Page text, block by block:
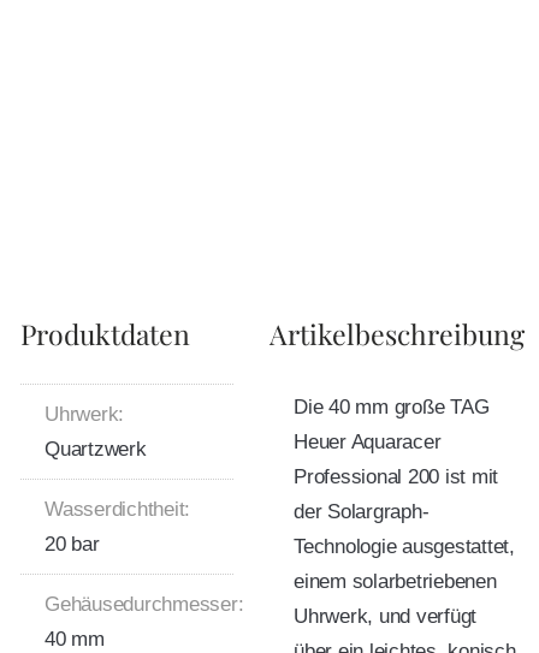
Produktdaten
Uhrwerk:
Quartzwerk
Wasserdichtheit:
20 bar
Gehäusedurchmesser:
40 mm
Artikelbeschreibung
Die 40 mm große TAG
Heuer Aquaracer
Professional 200 ist mit
der Solargraph-
Technologie ausgestattet,
einem solarbetriebenen
Uhrwerk, und verfügt